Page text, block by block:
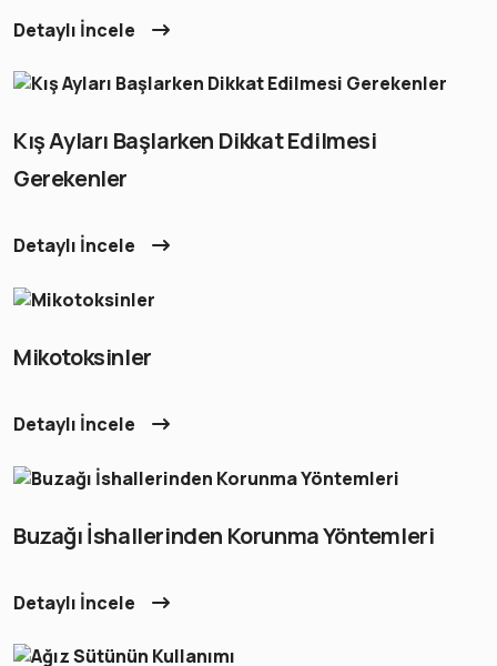
Detaylı İncele
Kış Ayları Başlarken Dikkat Edilmesi
Gerekenler
Detaylı İncele
Mikotoksinler
Detaylı İncele
Buzağı İshallerinden Korunma Yöntemleri
Detaylı İncele